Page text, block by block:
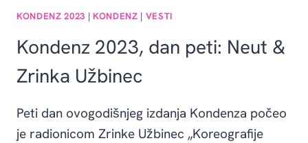
KONDENZ 2023 | KONDENZ | VESTI
Kondenz 2023, dan peti: Neut &
Zrinka Užbinec
Peti dan ovogodišnjeg izdanja Kondenza počeo
je radionicom Zrinke Užbinec „Koreografije